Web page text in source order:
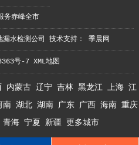
务赤峰全市
水检测公司 技术支持：季晨网
号-7 XML地图
内蒙古 辽宁 吉林 黑龙江 上海 江
南 湖北 湖南 广东 广西 海南 重庆
青海 宁夏 新疆 更多城市